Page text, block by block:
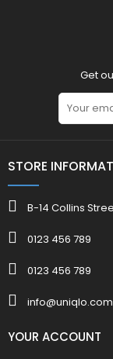
Get
STORE
B-14 Collins
0123 456 789
0123 456 789
info@uniqlo.com
YOUR ACCOUNT